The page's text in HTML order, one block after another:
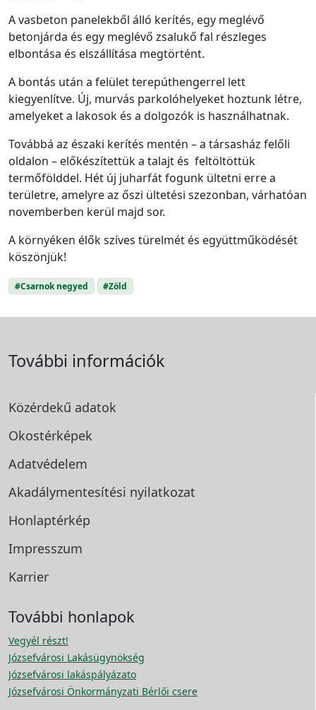
A vasbeton panelekből álló kerítés, egy meglévő
betonjárda és egy meglévő zsalukő fal részleges
elbontása és elszállítása megtörtént.
A bontás után a felület terepúthengerrel lett
kiegyenlítve. Új, murvás parkolóhelyeket hoztunk létre,
amelyeket a lakosok és a dolgozók is használhatnak.
Továbbá az északi kerítés mentén – a társasház felőli
oldalon – előkészítettük a talajt és feltöltöttük
termőfölddel. Hét új juharfát fogunk ültetni erre a
területre, amelyre az őszi ültetési szezonban, várhatóan
novemberben kerül majd sor.
A környéken élők szíves türelmét és együttműködését
köszönjük!
#Csarnok negyed #Zöld
További információk
Közérdekű adatok
Okostérképek
Adatvédelem
Akadálymentesítési nyilatkozat
Honlaptérkép
Impresszum
Karrier
További honlapok
Vegyél részt!
Józsefvárosi Lakásügynökség
Józsefvárosi lakáspályázato
Józsefvárosi Önkormányzati Bérlői csere